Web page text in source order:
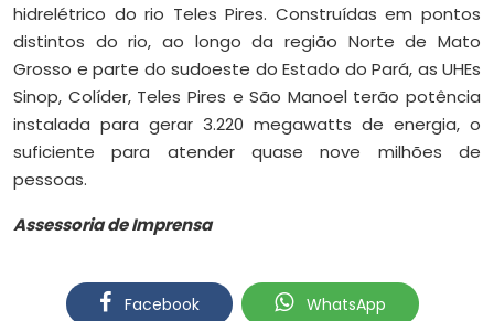
hidrelétrico do rio Teles Pires. Construídas em pontos
distintos do rio, ao longo da região Norte de Mato
Grosso e parte do sudoeste do Estado do Pará, as UHEs
Sinop, Colíder, Teles Pires e São Manoel terão potência
instalada para gerar 3.220 megawatts de energia, o
suficiente para atender quase nove milhões de
pessoas.
Assessoria de Imprensa
Facebook WhatsApp